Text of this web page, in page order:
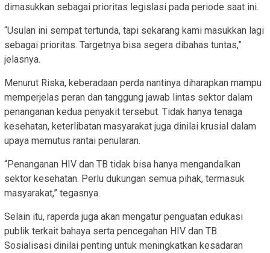
dimasukkan sebagai prioritas legislasi pada periode saat ini.
“Usulan ini sempat tertunda, tapi sekarang kami masukkan lagi
sebagai prioritas. Targetnya bisa segera dibahas tuntas,”
jelasnya.
Menurut Riska, keberadaan perda nantinya diharapkan mampu
memperjelas peran dan tanggung jawab lintas sektor dalam
penanganan kedua penyakit tersebut. Tidak hanya tenaga
kesehatan, keterlibatan masyarakat juga dinilai krusial dalam
upaya memutus rantai penularan.
“Penanganan HIV dan TB tidak bisa hanya mengandalkan
sektor kesehatan. Perlu dukungan semua pihak, termasuk
masyarakat,” tegasnya.
Selain itu, raperda juga akan mengatur penguatan edukasi
publik terkait bahaya serta pencegahan HIV dan TB.
Sosialisasi dinilai penting untuk meningkatkan kesadaran